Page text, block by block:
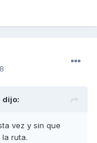
dijo:
vez y sin que
ruta.